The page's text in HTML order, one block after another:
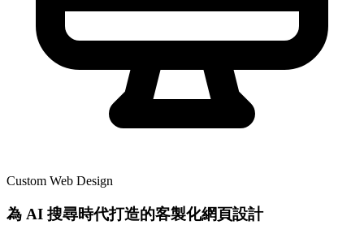
Custom Web Design
為 AI 搜尋時代打造的客製化網頁設計